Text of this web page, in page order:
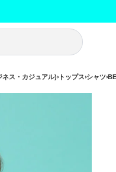
ネス・カジュアル) トップス シャツ